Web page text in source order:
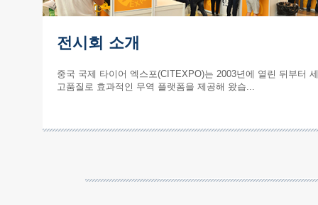
전시회 소개
중국 국제 타이어 엑스포(CITEXPO)는 2003년에 열린 뒤부터
고품질로 효과적인 무역 플랫폼을 제공해 왔습...